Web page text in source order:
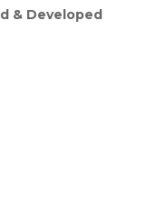
& Developed